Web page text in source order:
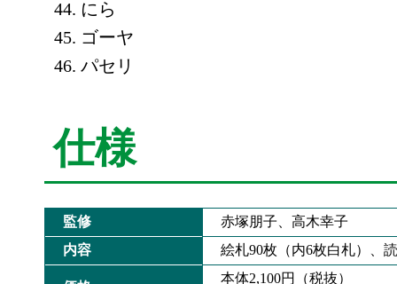
にら
ゴーヤ
パセリ
仕様
監修
赤塚朋子、高木幸子
内容
絵札90枚（内6枚白札）、
本体2,100円（税抜）